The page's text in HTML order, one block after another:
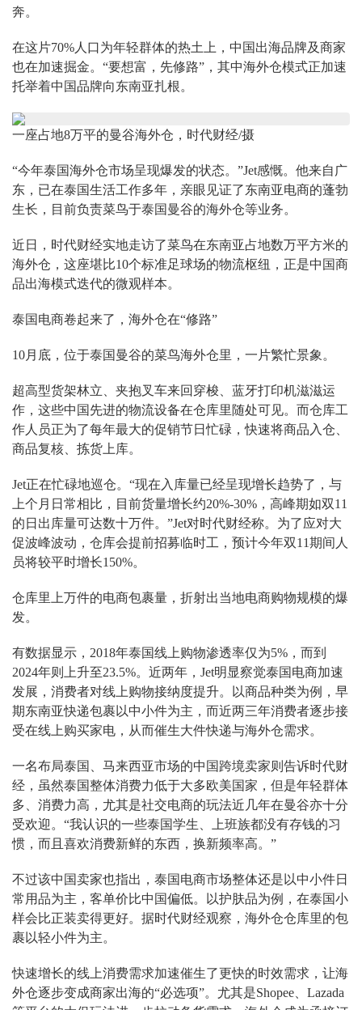
奔。
在这片70%人口为年轻群体的热土上，中国出海品牌及商家
也在加速掘金。“要想富，先修路”，其中海外仓模式正加速
托举着中国品牌向东南亚扎根。
一座占地8万平的曼谷海外仓，时代财经/摄
“今年泰国海外仓市场呈现爆发的状态。”Jet感慨。他来自广
东，已在泰国生活工作多年，亲眼见证了东南亚电商的蓬勃
生长，目前负责菜鸟于泰国曼谷的海外仓等业务。
近日，时代财经实地走访了菜鸟在东南亚占地数万平方米的
海外仓，这座堪比10个标准足球场的物流枢纽，正是中国商
品出海模式迭代的微观样本。
泰国电商卷起来了，海外仓在“修路”
10月底，位于泰国曼谷的菜鸟海外仓里，一片繁忙景象。
超高型货架林立、夹抱叉车来回穿梭、蓝牙打印机滋滋运
作，这些中国先进的物流设备在仓库里随处可见。而仓库工
作人员正为了每年最大的促销节日忙碌，快速将商品入仓、
商品复核、拣货上库。
Jet正在忙碌地巡仓。“现在入库量已经呈现增长趋势了，与
上个月日常相比，目前货量增长约20%-30%，高峰期如双11
的日出库量可达数十万件。”Jet对时代财经称。为了应对大
促波峰波动，仓库会提前招募临时工，预计今年双11期间人
员将较平时增长150%。
仓库里上万件的电商包裹量，折射出当地电商购物规模的爆
发。
有数据显示，2018年泰国线上购物渗透率仅为5%，而到
2024年则上升至23.5%。近两年，Jet明显察觉泰国电商加速
发展，消费者对线上购物接纳度提升。以商品种类为例，早
期东南亚快递包裹以中小件为主，而近两三年消费者逐步接
受在线上购买家电，从而催生大件快递与海外仓需求。
一名布局泰国、马来西亚市场的中国跨境卖家则告诉时代财
经，虽然泰国整体消费力低于大多欧美国家，但是年轻群体
多、消费力高，尤其是社交电商的玩法近几年在曼谷亦十分
受欢迎。“我认识的一些泰国学生、上班族都没有存钱的习
惯，而且喜欢消费新鲜的东西，换新频率高。”
不过该中国卖家也指出，泰国电商市场整体还是以中小件日
常用品为主，客单价比中国偏低。以护肤品为例，在泰国小
样会比正装卖得更好。据时代财经观察，海外仓仓库里的包
裹以轻小件为主。
快速增长的线上消费需求加速催生了更快的时效需求，让海
外仓逐步变成商家出海的“必选项”。尤其是Shopee、Lazada